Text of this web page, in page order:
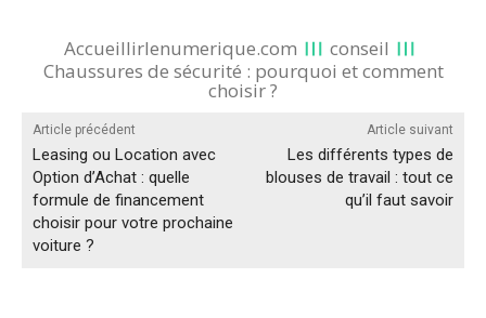
Accueillirlenumerique.com
conseil
Chaussures de sécurité : pourquoi et comment
choisir ?
Article précédent
Leasing ou Location avec
Option d’Achat : quelle
formule de financement
choisir pour votre prochaine
voiture ?
Article suivant
Les différents types de
blouses de travail : tout ce
qu’il faut savoir